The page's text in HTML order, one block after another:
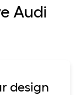
Audi
design